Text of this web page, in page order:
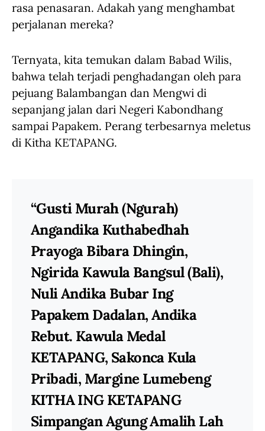
rasa penasaran. Adakah yang menghambat
perjalanan mereka?
Ternyata, kita temukan dalam Babad Wilis,
bahwa telah terjadi penghadangan oleh para
pejuang Balambangan dan Mengwi di
sepanjang jalan dari Negeri Kabondhang
sampai Papakem. Perang terbesarnya meletus
di Kitha KETAPANG.
“Gusti Murah (Ngurah)
Angandika Kuthabedhah
Prayoga Bibara Dhingin,
Ngirida Kawula Bangsul (Bali),
Nuli Andika Bubar Ing
Papakem Dadalan, Andika
Rebut. Kawula Medal
KETAPANG, Sakonca Kula
Pribadi, Margine Lumebeng
KITHA ING KETAPANG
Simpangan Agung Amalih Lah